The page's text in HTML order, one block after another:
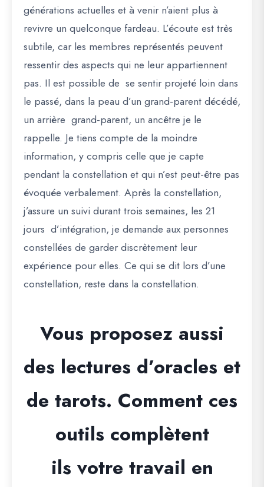
générations actuelles et à venir n’aient plus à
revivre un quelconque fardeau. L’écoute est très
subtile, car les membres représentés peuvent
ressentir des aspects qui ne leur appartiennent
pas. Il est possible de se sentir projeté loin dans
le passé, dans la peau d’un grand-parent décédé,
un arrière grand-parent, un ancêtre je le
rappelle. Je tiens compte de la moindre
information, y compris celle que je capte
pendant la constellation et qui n’est peut-être pas
évoquée verbalement. Après la constellation,
j’assure un suivi durant trois semaines, les 21
jours d’intégration, je demande aux personnes
constellées de garder discrètement leur
expérience pour elles. Ce qui se dit lors d’une
constellation, reste dans la constellation.
Vous proposez aussi
des lectures d’oracles et
de tarots. Comment ces
outils complètent
ils votre travail en